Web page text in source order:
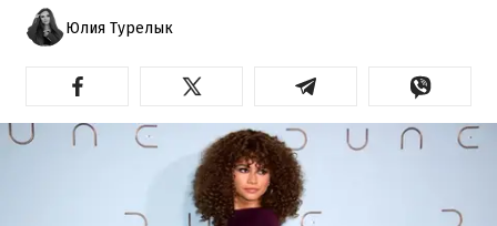
Юлия Турелык